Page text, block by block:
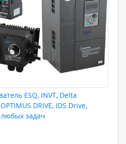
ESQ, INVT, Delta
DRIVE, IDS Drive,
любых задач